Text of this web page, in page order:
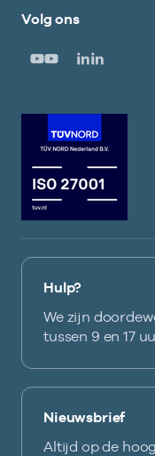
Volg ons
Hulp?
We zijn
tussen 9 en 17
Nieuwsbrief
Altijd op de